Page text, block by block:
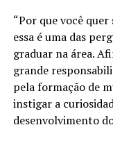
“Por que você
essa é uma das
graduar na área.
grande
pela formação de
instigar a
desenvolvimento